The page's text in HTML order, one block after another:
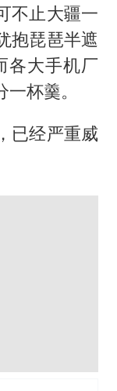
不止大疆一
抱琵琶半遮
各大手机厂
杯羹。
已经严重威